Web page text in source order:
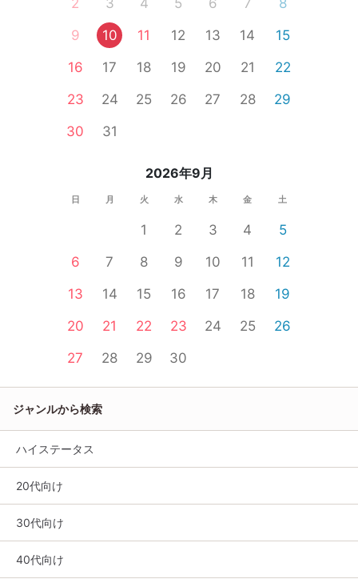
9
10 11 12 13 14
15
16
17 18 19 20 21
22
23
24 25 26 27 28
29
30
31
2026年9月
日 月 火 水 木 金 土
1 2 3 4
5
6
7 8 9 10 11
12
13
14 15 16 17 18
19
20
21 22 23 24 25
26
27
28 29 30
ジャンルから検索
ハイステータス
20代向け
30代向け
40代向け